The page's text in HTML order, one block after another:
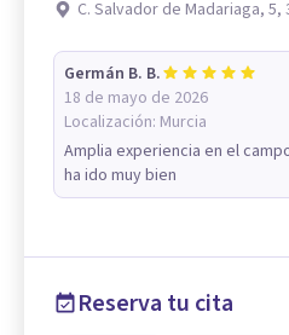
C. Salvador de Madariaga, 5,
Germán B. B.
18 de mayo de 2026
Localización: Murcia
Amplia experiencia en el
ha ido muy bien
Reserva tu cita